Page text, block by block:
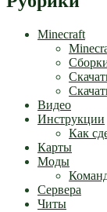
Minecraft
Видео
Инструкции
Как
Карты
Моды
Сервера
Читы